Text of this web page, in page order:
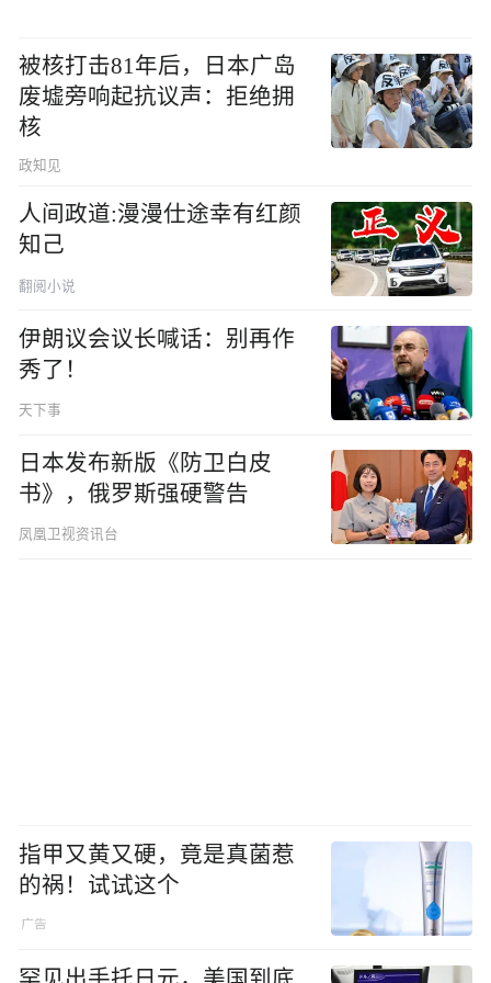
被核打击81年后，日本广岛
废墟旁响起抗议声：拒绝拥
核
政知见
人间政道:漫漫仕途幸有红颜
知己
翻阅小说
伊朗议会议长喊话：别再作
秀了！
天下事
日本发布新版《防卫白皮
书》，俄罗斯强硬警告
凤凰卫视资讯台
指甲又黄又硬，竟是真菌惹
的祸！试试这个